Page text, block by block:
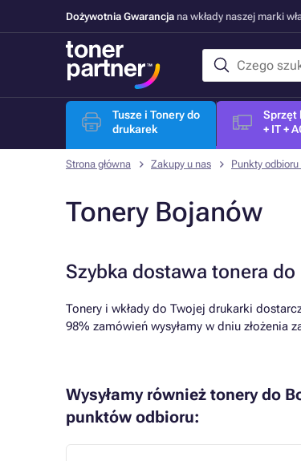
Dożywotnia Gwarancja na wkłady naszej marki
Tusze i Tonery do
drukarek
Sprzęt
+ IT +
Strona główna Zakupy u nas Punkty
Tonery Bojanów
Szybka dostawa tonera
Tonery i wkłady do Twojej drukarki
98% zamówień wysyłamy w dniu złożenia
Wysyłamy również tonery do
punktów odbioru: